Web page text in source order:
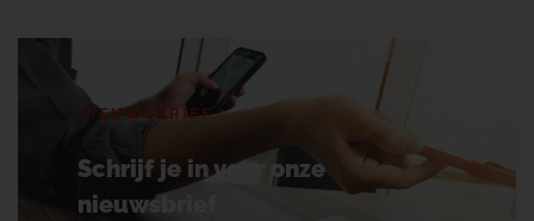
NIEUWSBRIEF
Schrijf je in voor onze
nieuwsbrief